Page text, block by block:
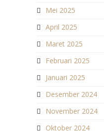
Mei 2025
April 2025
Maret 2025
Februari 2025
Januari 2025
Desember 2024
November 2024
Oktober 2024